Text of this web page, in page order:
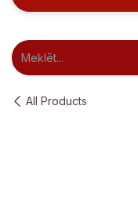
All Products